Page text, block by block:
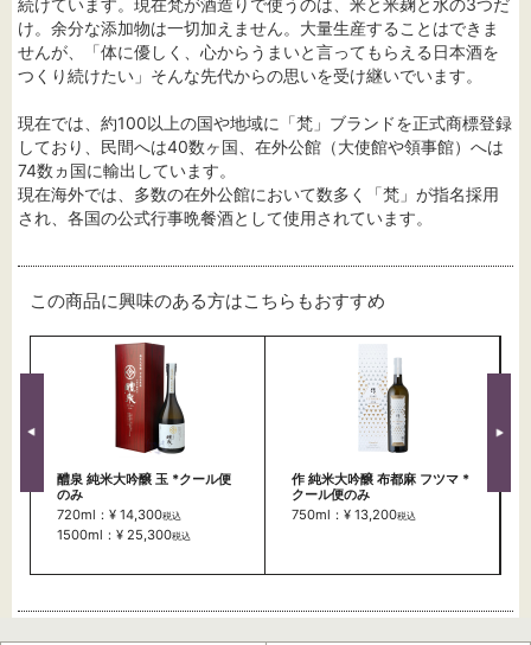
続けています。現在梵が酒造りで使うのは、米と米麹と水の3つだ
け。余分な添加物は一切加えません。大量生産することはできま
せんが、「体に優しく、心からうまいと言ってもらえる日本酒を
つくり続けたい」そんな先代からの思いを受け継いでいます。
現在では、約100以上の国や地域に「梵」ブランドを正式商標登録
しており、民間へは40数ヶ国、在外公館（大使館や領事館）へは
74数ヵ国に輸出しています。
現在海外では、多数の在外公館において数多く「梵」が指名採用
され、各国の公式行事晩餐酒として使用されています。
この商品に興味のある方はこちらもおすすめ
醴泉 純米大吟醸 玉 *クール便
のみ
720ml：¥ 14,300税込
1500ml：¥ 25,300税込
作 純米大吟醸 布都麻 フツマ *
クール便のみ
750ml：¥ 13,200税込